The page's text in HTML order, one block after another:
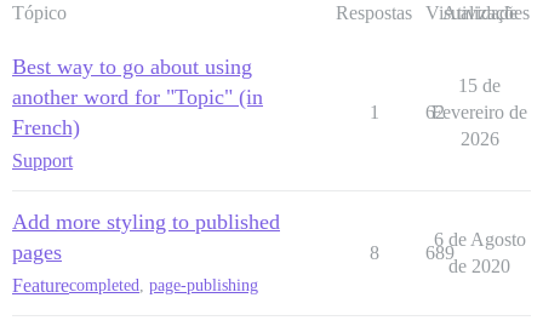
Tópico Respostas Visualizações
Atividade
Best way to go about using
another word for "Topic" (in
French)
Support
1 62
15 de
Fevereiro de
2026
Add more styling to published
pages
Featurecompleted, page-publishing
8 689
6 de Agosto
de 2020